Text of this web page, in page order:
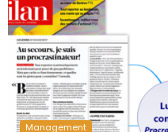
Management